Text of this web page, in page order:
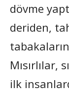
dövme
deriden,
Mısırlılar,
ilk